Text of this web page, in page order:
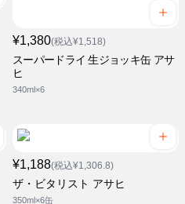
¥1,380(税込¥1,518)
スーパードライ 生ジョッキ缶 アサ
ヒ
340ml×6
¥1,188(税込¥1,306.8)
ザ・ビタリスト アサヒ
350ml×6缶